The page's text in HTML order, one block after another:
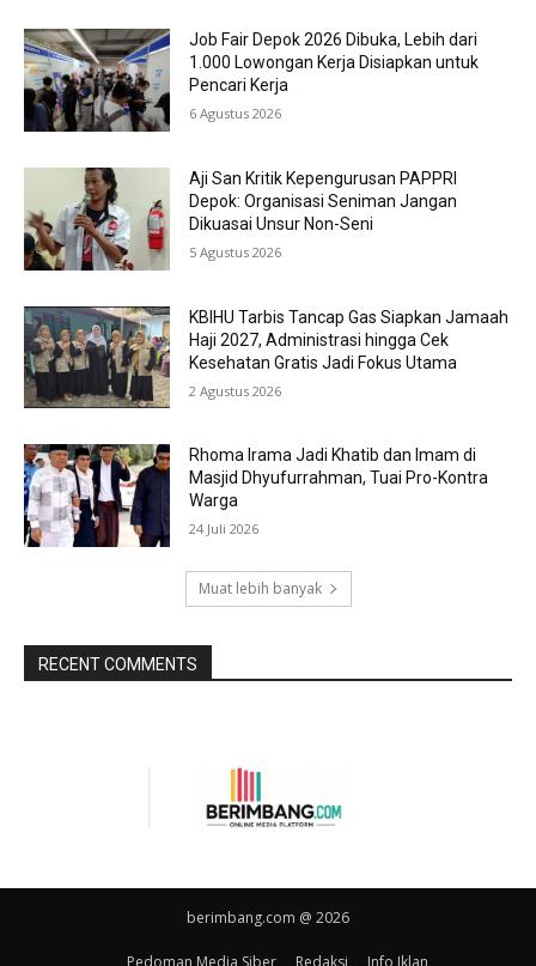
Job Fair Depok 2026 Dibuka, Lebih dari
1.000 Lowongan Kerja Disiapkan untuk
Pencari Kerja
6 Agustus 2026
Aji San Kritik Kepengurusan PAPPRI
Depok: Organisasi Seniman Jangan
Dikuasai Unsur Non-Seni
5 Agustus 2026
KBIHU Tarbis Tancap Gas Siapkan Jamaah
Haji 2027, Administrasi hingga Cek
Kesehatan Gratis Jadi Fokus Utama
2 Agustus 2026
Rhoma Irama Jadi Khatib dan Imam di
Masjid Dhyufurrahman, Tuai Pro-Kontra
Warga
24 Juli 2026
Muat lebih banyak
RECENT COMMENTS
berimbang.com @ 2026
Pedoman Media Siber Redaksi Info Iklan